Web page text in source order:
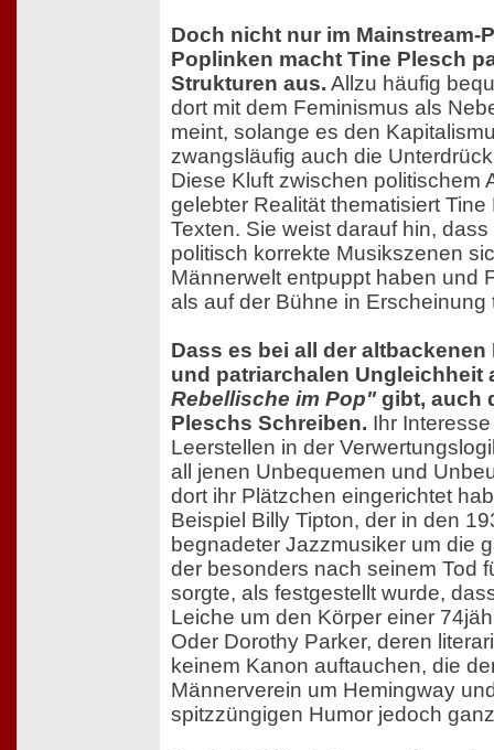
Doch nicht nur im Mainstream-
Poplinken macht Tine Plesch
Strukturen aus. Allzu häufig
dort mit dem Feminismus als
meint, solange es den
zwangsläufig auch die
Diese Kluft zwischen politischem
gelebter Realität thematisiert
Texten. Sie weist darauf hin,
politisch korrekte Musikszenen
Männerwelt entpuppt haben und
als auf der Bühne in Erscheinung
Dass es bei all der
und patriarchalen Ungleichheit
Rebellische im Pop" gibt, auch
Pleschs Schreiben. Ihr
Leerstellen in der
all jenen Unbequemen und
dort ihr Plätzchen eingerichtet
Beispiel Billy Tipton, der in den
begnadeter Jazzmusiker um die
der besonders nach seinem Tod
sorgte, als festgestellt wurde,
Leiche um den Körper einer
Oder Dorothy Parker, deren
keinem Kanon auftauchen, die
Männerverein um Hemingway
spitzzüngigen Humor jedoch